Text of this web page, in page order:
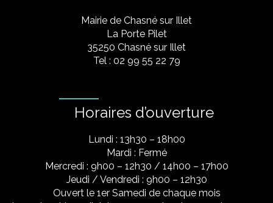
Mairie de Chasné sur Illet
La Porte Pilet
35250 Chasné sur Illet
Tel : 02 99 55 22 79
Horaires d’ouverture
Lundi : 13h30 – 18h00
Mardi : Fermé
Mercredi : 9h00 – 12h30 / 14h00 – 17h00
Jeudi / Vendredi : 9h00 – 12h30
Ouvert le 1er Samedi de chaque mois